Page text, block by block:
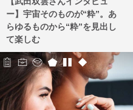
ー】宇宙そのものが“粋”。あ
らゆるものから“粋”を見出し
て楽しむ